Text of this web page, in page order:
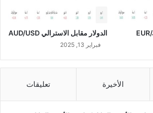
الدولار مقابل الاسترالي AUD/USD
فبراير 13, 2025
الأخيرة تعليقات